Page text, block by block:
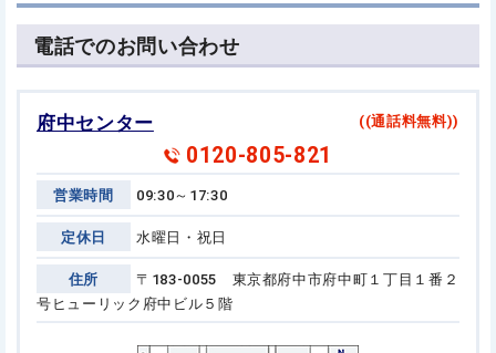
電話でのお問い合わせ
府中センター ((通話料無料))
0120-805-821
営業時間 09:30～17:30
定休日 水曜日・祝日
住所
〒183-0055 東京都府中市府中町１丁目１番２
号 ヒューリック府中ビル５階